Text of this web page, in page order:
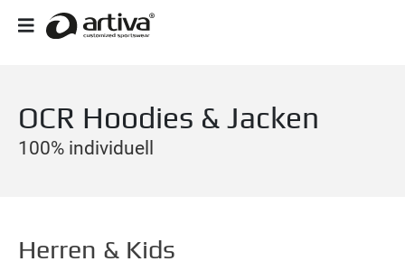
OCR Hoodies & Jacken
100% individuell
Herren & Kids